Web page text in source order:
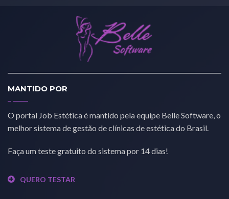
MANTIDO POR
O portal Job Estética é mantido pela equipe Belle Software, o
melhor sistema de gestão de clínicas de estética do Brasil.
Faça um teste gratuito do sistema por 14 dias!
QUERO TESTAR